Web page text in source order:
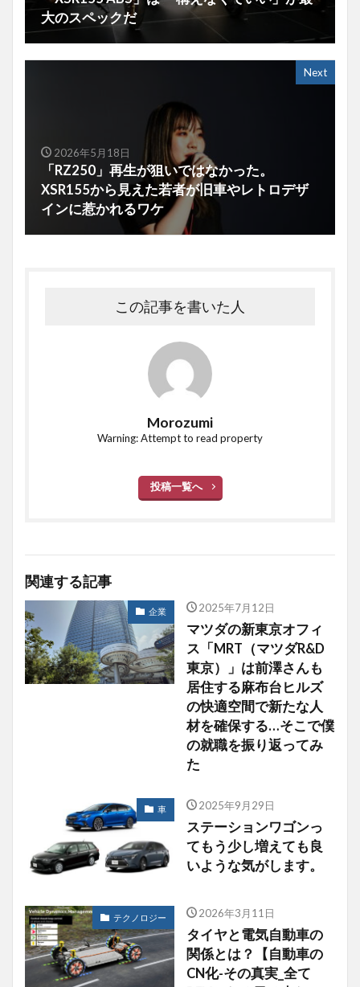
大のスペックだ
Next
2026年5月18日
「RZ250」再生が狙いではなかった。
XSR155から見えた若者が旧車やレトロデザ
インに惹かれるワケ
この記事を書いた人
Morozumi
Warning: Attempt to read property
投稿一覧へ
関連する記事
企業 2025年7月12日
マツダの新東京オフィ
ス「MRT（マツダR&D
東京）」は前澤さんも
居住する麻布台ヒルズ
の快適空間で新たな人
材を確保する…そこで僕
の就職を振り返ってみ
た
車 2025年9月29日
ステーションワゴンっ
てもう少し増えても良
いような気がします。
テクノロジー 2026年3月11日
タイヤと電気自動車の
関係とは？【自動車の
CN化-その真実_全て